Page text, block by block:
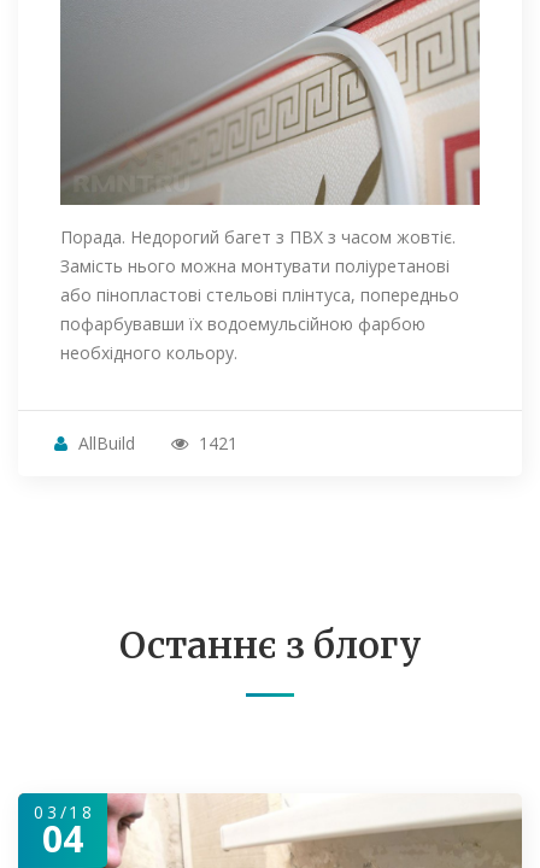
Порада. Недорогий багет з ПВХ з часом жовтіє.
Замість нього можна монтувати поліуретанові
або пінопластові стельові плінтуса, попередньо
пофарбувавши їх водоемульсійною фарбою
необхідного кольору.
AllBuild 1421
Останнє з блогу
03/18
04